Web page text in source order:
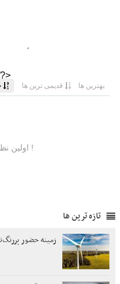
تازه ترین ها
زمینه حضور